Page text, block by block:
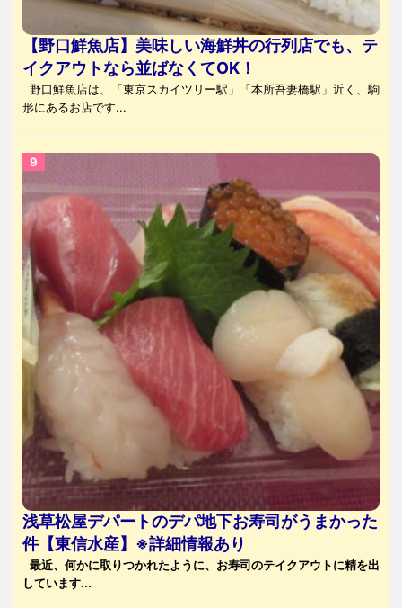
【野口鮮魚店】美味しい海鮮丼の行列店でも、テ
イクアウトなら並ばなくてOK！
野口鮮魚店は、「東京スカイツリー駅」「本所吾妻橋駅」近く、駒
形にあるお店です...
浅草松屋デパートのデパ地下お寿司がうまかった
件【東信水産】※詳細情報あり
最近、何かに取りつかれたように、お寿司のテイクアウトに精を出
しています...